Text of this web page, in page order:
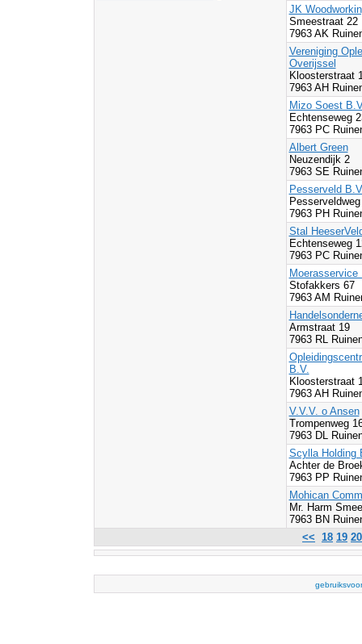
JK
Smeestraat 22
7963 AK
Vereniging
Overijssel
Kloosterstraat
7963 AH
Mizo Soest
Echtenseweg
7963 PC
Albert Green
Neuzendijk 2
7963 SE
Pesserveld
7963 PH
Stal
Echtenseweg
7963 PC
Moerasservice
Stofakkers 67
7963 AM
Armstraat 19
7963 RL
B.V.
Kloosterstraat
7963 AH
V.V.V. o Ansen
Trompenweg
7963 DL
Scylla Holding
Achter de
7963 PP
Mohican
Mr. Harm
7963 BN
<< 18 19 20